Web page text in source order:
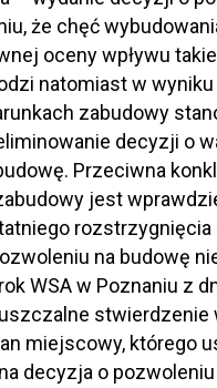
że chęć
oceny wpływu
natomiast w
zabudowy
decyzji o
Przeciwna
jest
na budowę
WSA w Poznaniu z
miejscowy, którego
decyzja o